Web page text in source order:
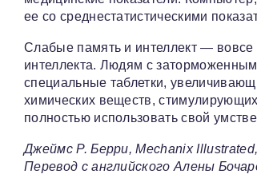
ее со среднестатистическими
Слабые память и интеллект — вовсе
интеллекта. Людям с
специальные таблетки,
химических веществ,
полностью использовать свой
Джеймс Р. Берри, Mechanix
Перевод с английского Алены